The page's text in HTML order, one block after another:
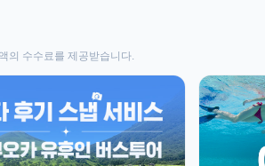
의 수수료를 제공받습니다.